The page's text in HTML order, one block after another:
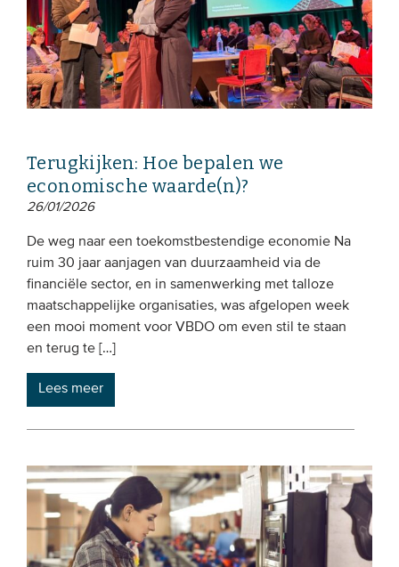
Terugkijken: Hoe bepalen we
economische waarde(n)?
26/01/2026
De weg naar een toekomstbestendige economie Na
ruim 30 jaar aanjagen van duurzaamheid via de
financiële sector, en in samenwerking met talloze
maatschappelijke organisaties, was afgelopen week
een mooi moment voor VBDO om even stil te staan
en terug te […]
Lees meer